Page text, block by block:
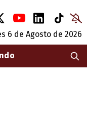
6 de Agosto de 2026